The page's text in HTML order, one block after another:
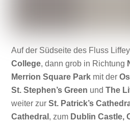
Auf der Südseite des Fluss
College, dann grob in Richtung
Merrion Square Park mit der
St. Stephen’s Green undThe
weiter zurSt. Patrick’s
Cathedral , zum Dublin Castle,